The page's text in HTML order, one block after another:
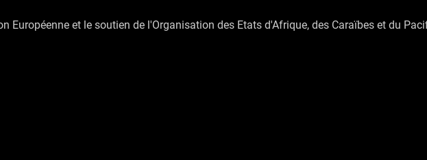
Européenne et le soutien de l'Organisation des Etats d'Afrique, des Caraïbes et du